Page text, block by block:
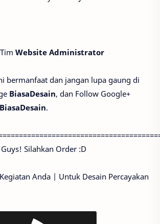
Website Administrator
bermanfaat dan jangan lupa gaung di
BiasaDesain, dan Follow Google+
BiasaDesain.
Silahkan Order :D
Anda | Untuk Desain Percayakan